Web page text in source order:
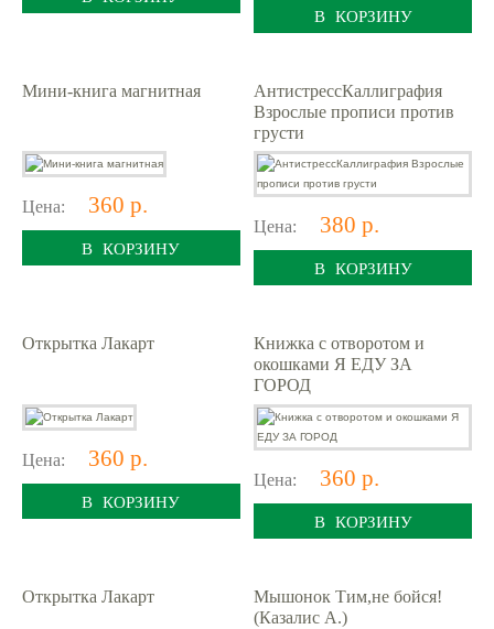
В КОРЗИНУ
Мини-книга магнитная
Цена: 360 р.
В КОРЗИНУ
АнтистрессКаллиграфия
Взрослые прописи против
грусти
Цена: 380 р.
В КОРЗИНУ
Открытка Лакарт
Цена: 360 р.
В КОРЗИНУ
Книжка с отворотом и
окошками Я ЕДУ ЗА
ГОРОД
Цена: 360 р.
В КОРЗИНУ
Открытка Лакарт
Мышонок Тим,не бойся!
(Казалис А.)